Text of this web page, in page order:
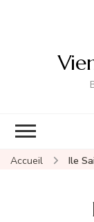
Accueil Ile